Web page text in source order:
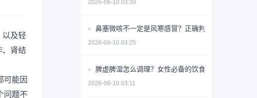
以及轻
、肾结
可能因
问题不
2026-06-10 03:30
鼻塞微咳不一定是风寒感冒？正确判断方法揭秘
2026-06-10 03:25
脾虚脾湿怎么调理？女性必备的饮食+药物+生活方式
2026-06-10 03:11